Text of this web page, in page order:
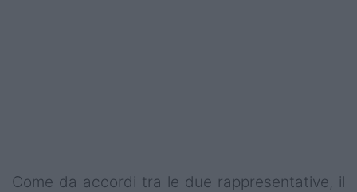
Come da accordi tra le due rappresentative, il